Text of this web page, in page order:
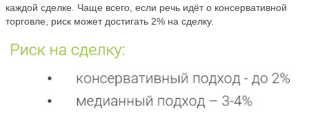
каждой сделке. Чаще всего, если речь идёт о консервативной
торговле, риск может достигать 2% на сделку.